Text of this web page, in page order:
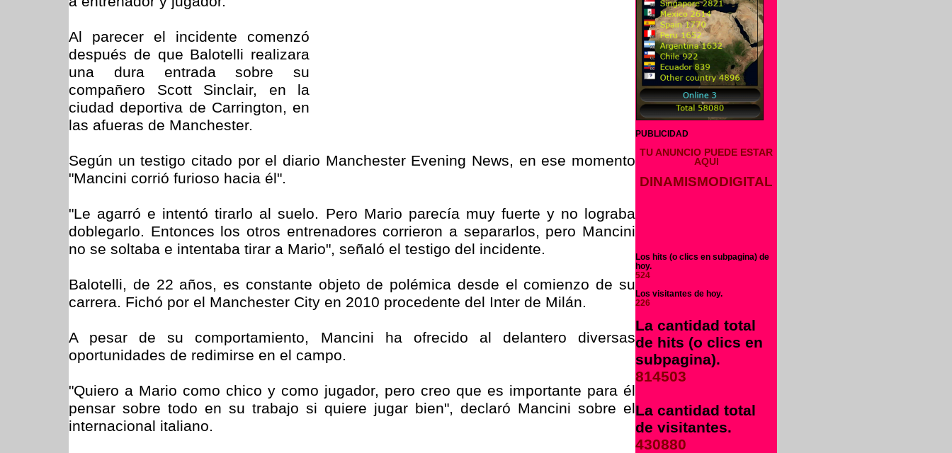
Al parecer el incidente comenzó
después de que Balotelli realizara
una dura entrada sobre su
compañero Scott Sinclair, en la
ciudad deportiva de Carrington, en
las afueras de Manchester.
Según un testigo citado por el diario Manchester Evening News, en ese momento
"Mancini corrió furioso hacia él".
"Le agarró e intentó tirarlo al suelo. Pero Mario parecía muy fuerte y no lograba
doblegarlo. Entonces los otros entrenadores corrieron a separarlos, pero Mancini
no se soltaba e intentaba tirar a Mario", señaló el testigo del incidente.
Balotelli, de 22 años, es constante objeto de polémica desde el comienzo de su
carrera. Fichó por el Manchester City en 2010 procedente del Inter de Milán.
A pesar de su comportamiento, Mancini ha ofrecido al delantero diversas
oportunidades de redimirse en el campo.
"Quiero a Mario como chico y como jugador, pero creo que es importante para él
pensar sobre todo en su trabajo si quiere jugar bien", declaró Mancini sobre el
internacional italiano.
PUBLICIDAD
TU ANUNCIO PUEDE ESTAR
AQUI
DINAMISMODIGITAL
Los hits (o clics en subpagina) de
hoy.
524
Los visitantes de hoy.
226
La cantidad total
de hits (o clics en
subpagina).
814503
La cantidad total
de visitantes.
430880